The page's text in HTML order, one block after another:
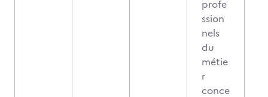
profe
ssion
nels
du
métie
r
conce